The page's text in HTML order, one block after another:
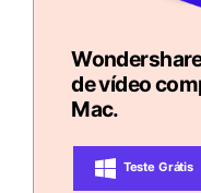
de vídeo
Mac.
Teste Grátis